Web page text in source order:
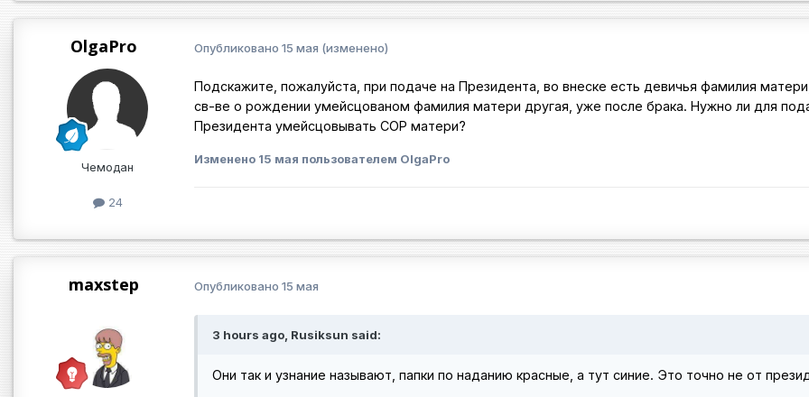
OlgaPro
Чемодан
24
Опубликовано 15 мая (изменено)
Подскажите, пожалуйста, при подаче на Президента, во внеске есть девичья фамилия
св-ве о рождении умейсцованом фамилия матери другая, уже после брака. Нужно ли для
Президента умейсцовывать СОР матери?
Изменено 15 мая пользователем OlgaPro
maxstep Опубликовано 15 мая
3 hours ago, Rusiksun said:
Они так и узнание называют, папки по наданию красные, а тут синие. Это точно не от